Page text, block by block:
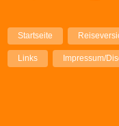
Navigation
überspringen
Startseite
Links Impressum/